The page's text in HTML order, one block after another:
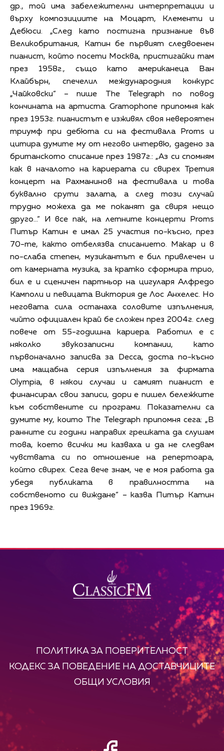
др., той има забележителни интерпретации и
върху композициите на Моцарт, Клементи и
Дебюси. „След като постигна признание във
Великобритания, Катин бе първият следвоенен
пианист, който посети Москва, пристигайки там
през 1958г., също като американеца Ван
Клайбърн, спечелил международния конкурс
„Чайковски“ – пише The Telegraph по повод
кончината на артиста. Gramophone припомня как
през 1953г. пианистът е изживял своя невероятен
триумф при дебюта си на фестивала Proms и
цитира думите му от негово интервю, дадено за
британското списание през 1987г.: „Аз си спомням
как в началото на кариерата си свирех Третия
концерт на Рахманинов на фестивала и това
буквално срути залата, а след този случай
трудно можеха да ме поканят да свиря нещо
друго…“ И все пак, на летните концерти Proms
Питър Катин е имал 25 участия по-късно, през
70-те, както отбелязва списанието. Макар и в
по-слаба степен, музикантът е бил привлечен и
от камерната музика, за кратко сформира трио,
бил е и сценичен партньор на цигуларя Алфредо
Камполи и певицата Виктория де Лос Анхелес. Но
неговата сила останаха соловите изпълнения,
чийто официален край бе сложен през 2004г. след
повече от 55-годишна кариера. Работил е с
няколко звукозаписни компании, като
първоначално записва за Decca, доста по-късно
има мащабна серия изпълнения за фирмата
Olympia, в някои случаи и самият пианист е
финансирал свои записи, дори е пишел бележките
към собствените си програми. Показателни са
думите му, които The Telegraph припомня сега: „В
ранните си години направих грешката да слушам
това, което всички ми казваха и да не следвам
чувствата си по отношение на репертоара,
който свирех. Сега вече знам, че е моя работа да
убедя публиката в правилността на
собственото си виждане“ – казва Питър Катин
през 1969г.
ПОЛИТИКА ЗА ПОВЕРИТЕЛНОСТ
КОДЕКС ЗА ПОВЕДЕНИЕ НА ДОСТАВЧИЦИТЕ
ОБЩИ УСЛОВИЯ